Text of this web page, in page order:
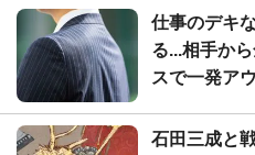
仕事のデキ
る...相手か
スで一発ア
石田三成と